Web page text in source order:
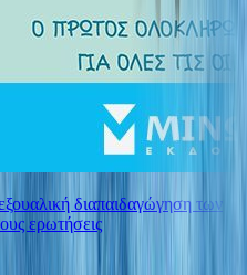
διαπαιδαγώγηση των
ερωτήσεις